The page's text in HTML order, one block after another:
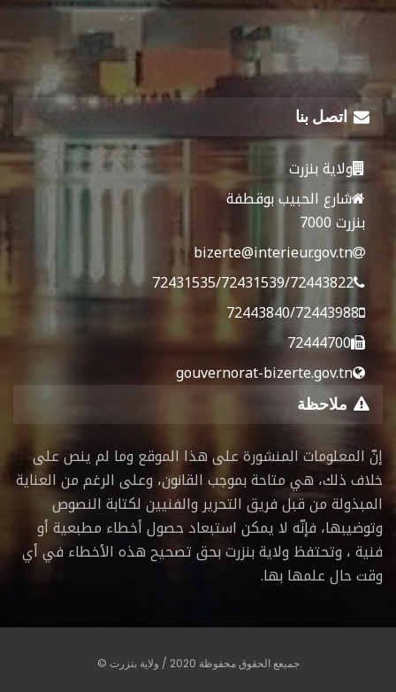
اتصل بنا
ولاية بنزرت
شارع الحبيب بوقطفة
بنزرت 7000
bizerte@interieur.gov.tn
72431535/72431539/72443822
72443840/72443988
72444700
gouvernorat-bizerte.gov.tn
ملاحظة
إنّ المعلومات المنشورة على هذا الموقع وما لم ينص على
خلاف ذلك، هي متاحة بموجب القانون، وعلى الرغم من العناية
المبذولة من قبل فريق التحرير والفنيين لكتابة النصوص
وتوضيبها، فإنّه لا يمكن استبعاد حصول أخطاء مطبعية أو
فنية ، وتحتفظ ولاية بنزرت بحق تصحيح هذه الأخطاء في أي
وقت حال علمها بها.
جميعع الحقوق محفوظة 2020 / ولاية بنزرت ©